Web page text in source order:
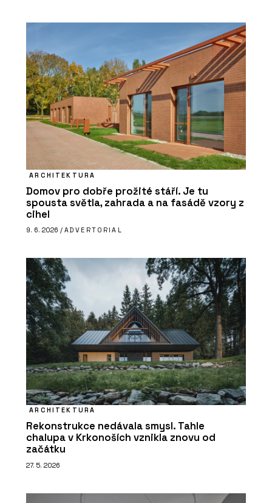
ARCHITEKTURA
Domov pro dobře prožité stáří. Je tu
spousta světla, zahrada a na fasádě vzory z
cihel
9. 6. 2026 / ADVERTORIAL
ARCHITEKTURA
Rekonstrukce nedávala smysl. Tahle
chalupa v Krkonoších vznikla znovu od
začátku
27. 5. 2026